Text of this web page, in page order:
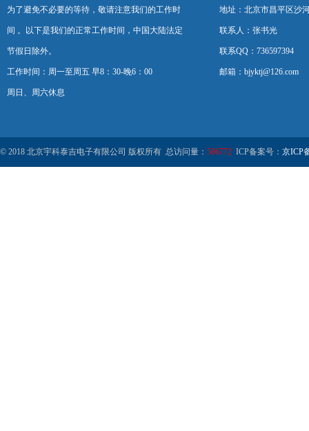
为了避免不必要的等待，敬请注意我们的工作时
间 。以下是我们的正常工作时间，中国大陆法定
节假日除外。
工作时间：周一至周五 早8：30-晚6：00
周日、周六休息
地址：北京市昌平区沙
联系人：张书光
联系QQ：736597394
邮箱：bjyktj@126.com
© 2018 北京宇科泰吉电子有限公司 版权所有 总访问量： 586772 ICP备案号： 京ICP